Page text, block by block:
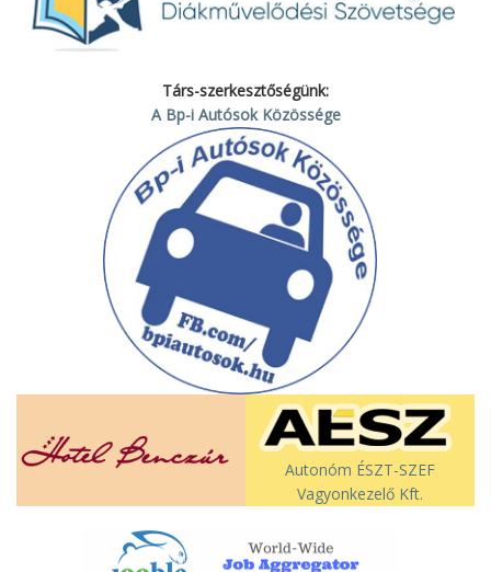
Társ-szerkesztőségünk:
A Bp-i Autósok Közössége
Autonóm ÉSZT-SZEF
Vagyonkezelő Kft.